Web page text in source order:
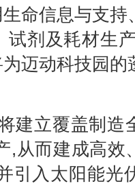
命信息与支持
试剂及耗材生
迈动科技园的
建立覆盖制造
,从而建成高效
引入太阳能光